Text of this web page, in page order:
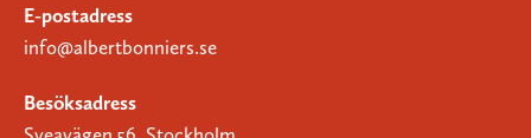
E-postadress
info@albertbonniers.se
Besöksadress